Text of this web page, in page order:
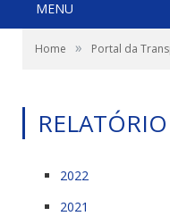
MENU
Home » Portal da
2022
2021